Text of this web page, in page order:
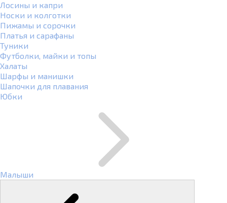
Лосины и капри
Носки и колготки
Пижамы и сорочки
Платья и сарафаны
Туники
Футболки, майки и топы
Халаты
Шарфы и манишки
Шапочки для плавания
Юбки
Малыши